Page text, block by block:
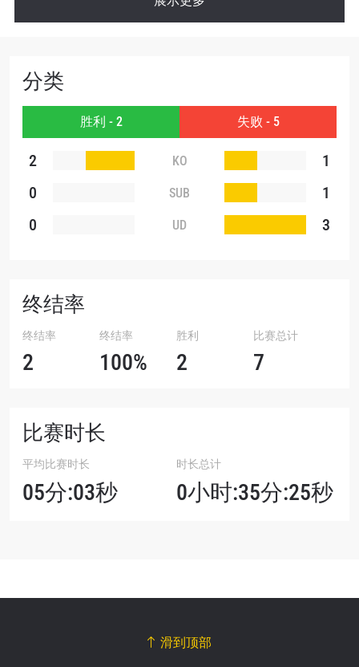
分类
胜利 - 2 失败 - 5
2 KO
1
0
SUB
1
0
UD 3
终结率
终结率
2
终结率
100%
胜利
2
比赛总计
7
比赛时长
平均比赛时长
05分:03秒
时长总计
0小时:35分:25秒
滑到顶部